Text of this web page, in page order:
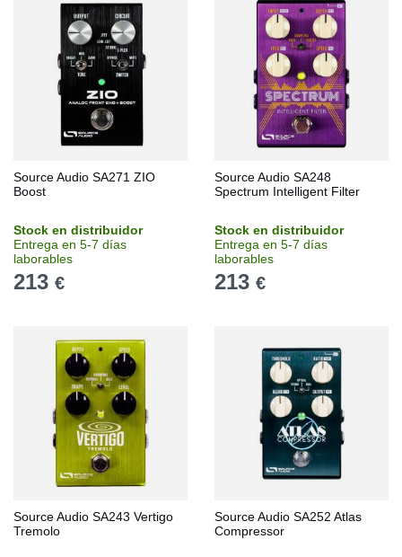
Source Audio SA271 ZIO
Boost
Stock en distribuidor
Entrega en 5-7 días
laborables
213 €
Source Audio SA248
Spectrum Intelligent Filter
Stock en distribuidor
Entrega en 5-7 días
laborables
213 €
Source Audio SA243 Vertigo
Tremolo
Source Audio SA252 Atlas
Compressor